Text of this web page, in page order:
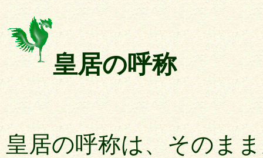
皇居の呼称
皇居の呼称は、そのま